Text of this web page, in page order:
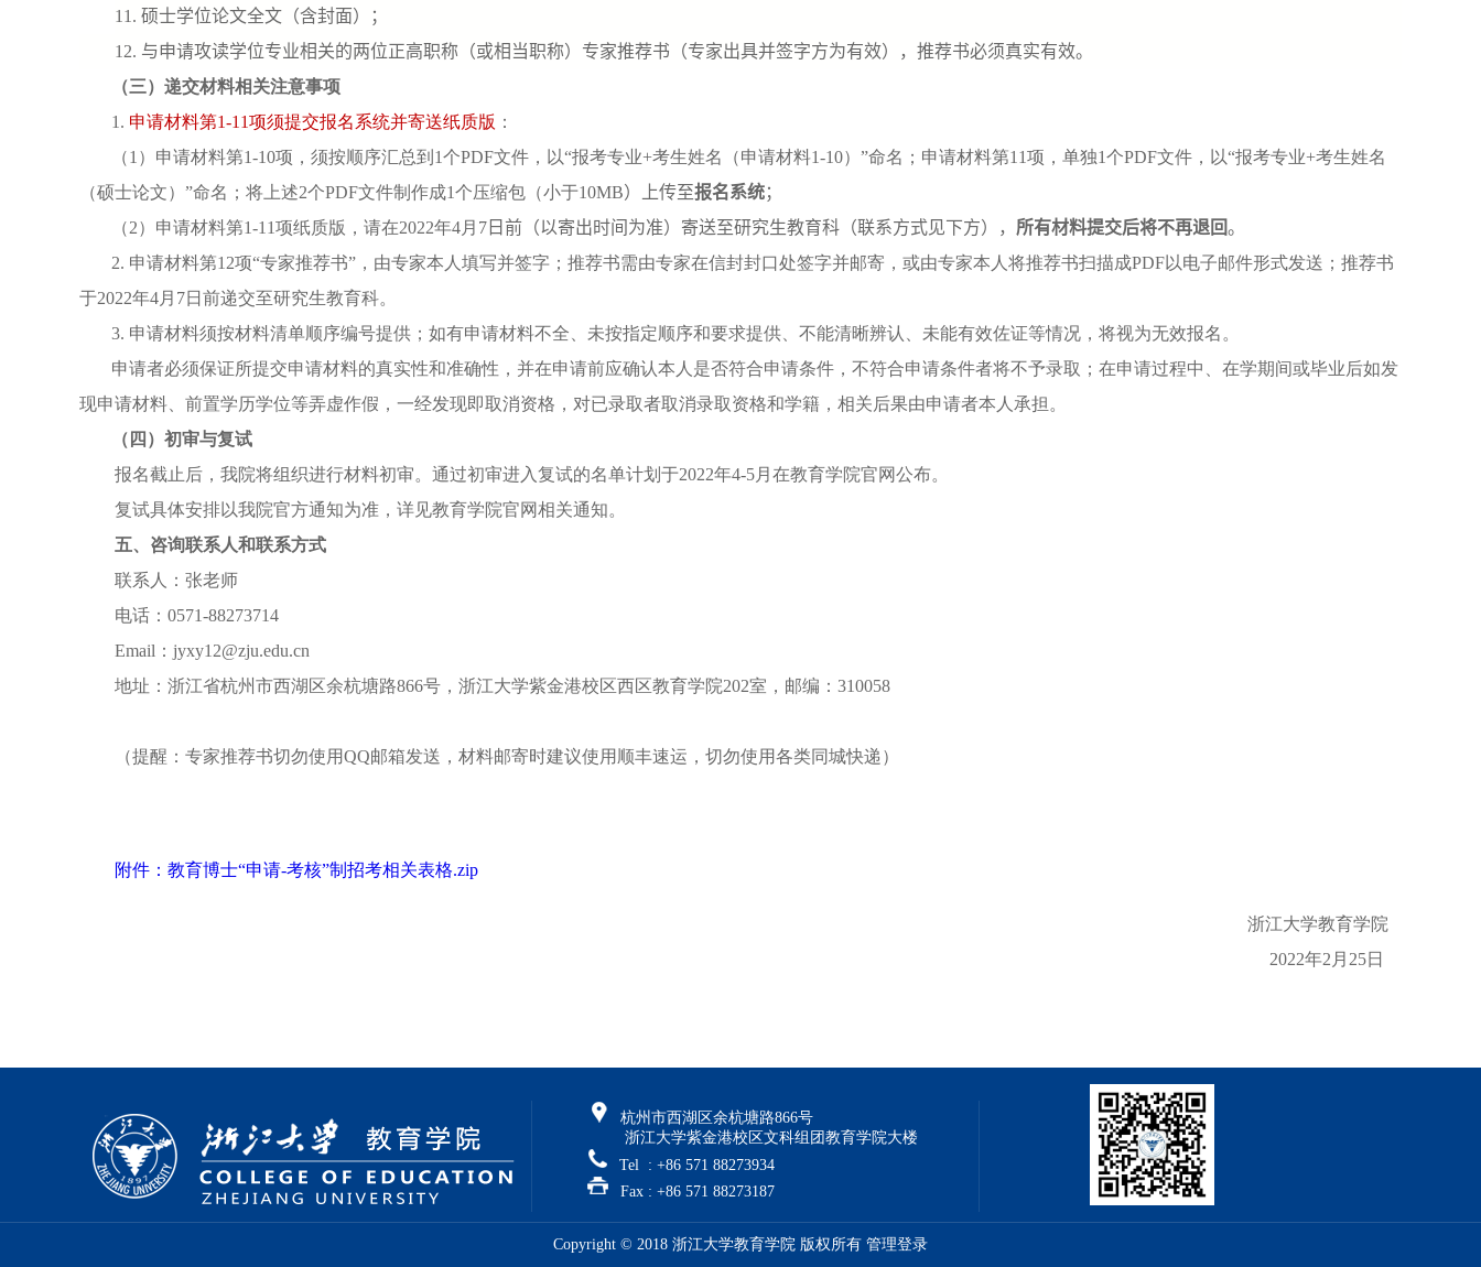
11. 硕士学位论文全文（含封面）；
12. 与申请攻读学位专业相关的两位正高职称（或相当职称）专家推荐书（专家出具并签字方为有效），推荐书必须真实有效。
（三）递交材料相关注意事项
1. 申请材料第1-11项须提交报名系统并寄送纸质版 ：
（1 ）申请材料第1-10项，须按顺序汇总到 1个PDF文件，以“报考专业+考生姓名（申请材料1-10）”命名；申请材料第11项，单独1个PDF文件，以“报考专业+考生姓名
（硕士论文）”命名；将上述2个PDF文件制作成1个压缩包（小于10MB）上传至报名系统；
（2）申请材料第1-11项纸质版，请在2022年4月 7日前（以寄出时间为准）寄送至研究生教育科（联系方式见下方）， 所有材料提交后将不再退回。
2. 申请材料第12项“专家推荐书”，由专家本人填写并签字；推荐书需由专家在信封封口处签字并邮寄，或由专家本人将推荐书扫描成PDF以电子邮件形式发送；推荐书
于2022年4月 7日前递交至研究生教育科。
3. 申请材料须按材料清单顺序编号提供；如有申请材料不全、未按指定顺序和要求提供、不能清晰辨认、未能有效佐证等情况，将视为无效报名。
申请者必须保证所提交申请材料的真实性和准确性，并在申请前应确认本人是否符合申请条件，不符合申请条件者将不予录取；在申请过程中、在学期间或毕业后如发
现申请材料、前置学历学位等弄虚作假，一经发现即取消资格，对已录取者取消录取资格和学籍，相关后果由申请者本人承担。
（四）初审与复试
报名截止后，我院将组织进行材料初审。通过初审进入复试的名单计划于2022年4-5月在教育学院官网公布。
复试具体安排以我院官方通知为准，详见教育学院官网相关通知。
五、咨询联系人和联系方式
联系人：张老师
电话： 0571-88273714
Email ： jyxy12@zju.edu.cn
地址：浙江省杭州市西湖区余杭塘路866号，浙江大学紫金港校区西区教育学院202室，邮编： 310058
（提醒：专家推荐书切勿使用QQ邮箱发送，材料邮寄时建议使用顺丰速运，切勿使用各类同城快递）
附件：教育博士“申请-考核”制招考相关表格.zip
浙江大学教育学院
2022年2 月 25日
杭州市西湖区余杭塘路866号
浙江大学紫金港校区文科组团教育学院大楼
Tel : +86 571 88273934
Fax : +86 571 88273187
Copyright © 2018 浙江大学教育学院 版权所有 管理登录